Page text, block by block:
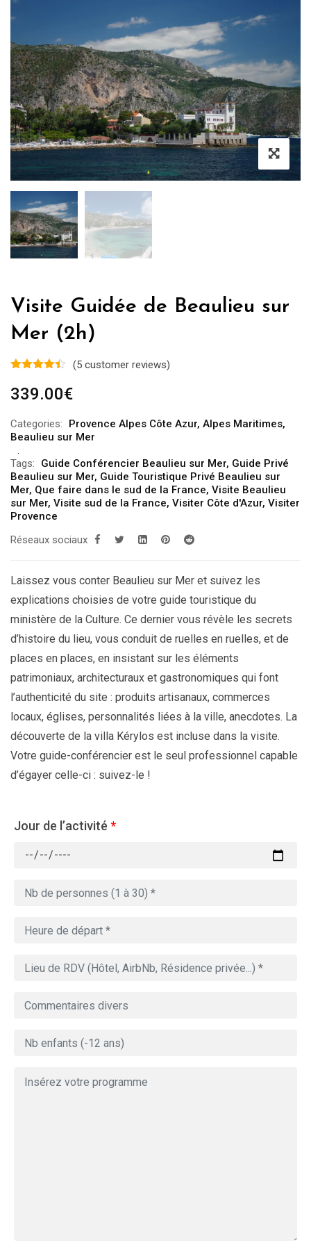
Visite Guidée de Beaulieu sur
Mer (2h)
(5 customer reviews)
339.00€
Categories: Provence Alpes Côte Azur, Alpes Maritimes,
Beaulieu sur Mer
Tags: Guide Conférencier Beaulieu sur Mer, Guide Privé
Beaulieu sur Mer, Guide Touristique Privé Beaulieu sur
Mer, Que faire dans le sud de la France, Visite Beaulieu
sur Mer, Visite sud de la France, Visiter Côte d'Azur, Visiter
Provence
Réseaux sociaux
Laissez vous conter Beaulieu sur Mer et suivez les
explications choisies de votre guide touristique du
ministère de la Culture. Ce dernier vous révèle les secrets
d’histoire du lieu, vous conduit de ruelles en ruelles, et de
places en places, en insistant sur les éléments
patrimoniaux, architecturaux et gastronomiques qui font
l’authenticité du site : produits artisanaux, commerces
locaux, églises, personnalités liées à la ville, anecdotes. La
découverte de la villa Kérylos est incluse dans la visite.
Votre guide-conférencier est le seul professionnel capable
d’égayer celle-ci : suivez-le !
Jour de l’activité *